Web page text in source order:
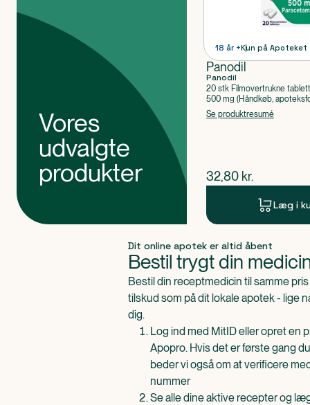
Vores
udvalgte
produkter
18 år +Kun på Apoteket
Panodil
Panodil
20 stk Filmovertrukne
500 mg (Håndkøb,
Paracetamol
Se produktresumé
$nuværende pris
32,80 kr.
Læg i
Dit online apotek er altid åbent
Bestil trygt din
Bestil din receptmedicin til samme
tilskud som på dit lokale apotek - lige
dig.
Log ind med MitID eller opret en
Apopro. Hvis det er første gang
beder vi også om at verificere
nummer
Se alle dine aktive recepter og